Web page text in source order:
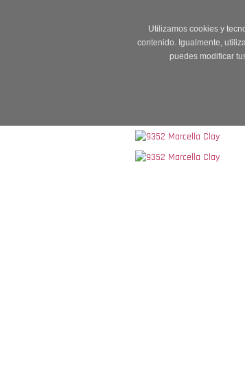
Utilizamos cookies y
contenido. Igualmente,
puedes modificar